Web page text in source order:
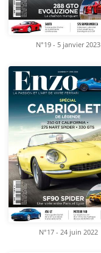
N°19 - 5 janvier 2023
N°17 - 24 juin 2022